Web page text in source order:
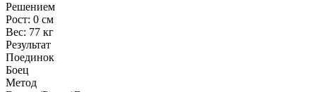
Решением
Рост: 0 см
Вес: 77 кг
Результат
Поединок
Боец
Метод